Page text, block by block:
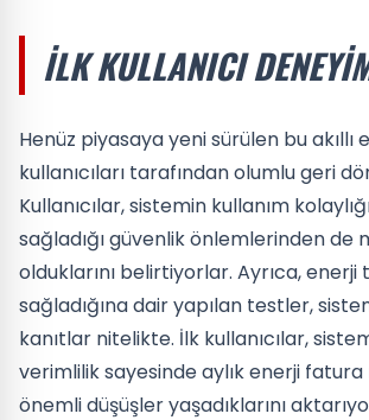
İLK KULLANICI
Henüz piyasaya yeni sürülen bu akıllı
kullanıcıları tarafından olumlu geri
Kullanıcılar, sistemin kullanım
sağladığı güvenlik önlemlerinden de
olduklarını belirtiyorlar. Ayrıca,
sağladığına dair yapılan testler,
kanıtlar nitelikte. İlk kullanıcılar,
verimlilik sayesinde aylık enerji
önemli düşüşler yaşadıklarını